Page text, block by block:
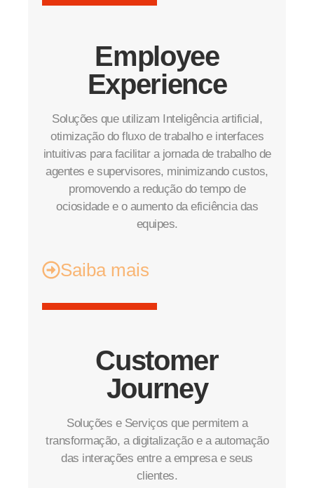
Employee
Experience
Soluções que utilizam Inteligência artificial,
otimização do fluxo de trabalho e interfaces
intuitivas para facilitar a jornada de trabalho de
agentes e supervisores, minimizando custos,
promovendo a redução do tempo de
ociosidade e o aumento da eficiência das
equipes.
Saiba mais
Customer
Journey
Soluções e Serviços que permitem a
transformação, a digitalização e a automação
das interações entre a empresa e seus
clientes.